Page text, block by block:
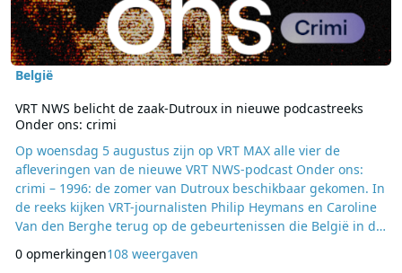
België
VRT NWS belicht de zaak-Dutroux in nieuwe podcastreeks
Onder ons: crimi
Op woensdag 5 augustus zijn op VRT MAX alle vier de
afleveringen van de nieuwe VRT NWS-podcast Onder ons:
crimi – 1996: de zomer van Dutroux beschikbaar gekomen. In
de reeks kijken VRT-journalisten Philip Heymans en Caroline
Van den Berghe terug op de gebeurtenissen die België in de
zomer van 1996 diep hebben geraakt en waarvan de
gevolgen nog altijd voelbaar zijn. De podcast verschijnt
0 opmerkingen108 weergaven